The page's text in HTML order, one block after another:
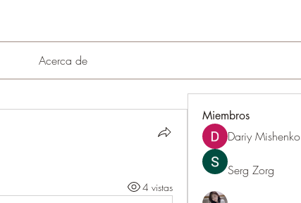
Acerca de
4 vistas
Miembros
Dariy Mishenko
Serg Zorg